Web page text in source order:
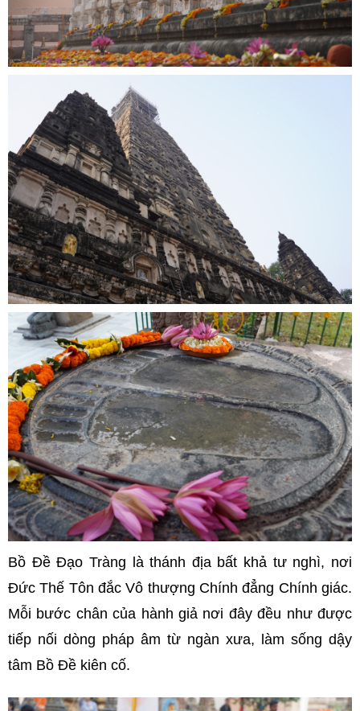
Bồ Đề Đạo Tràng là thánh địa bất khả tư nghì, nơi
Đức Thế Tôn đắc Vô thượng Chính đẳng Chính giác.
Mỗi bước chân của hành giả nơi đây đều như được
tiếp nối dòng pháp âm từ ngàn xưa, làm sống dậy
tâm Bồ Đề kiên cố.